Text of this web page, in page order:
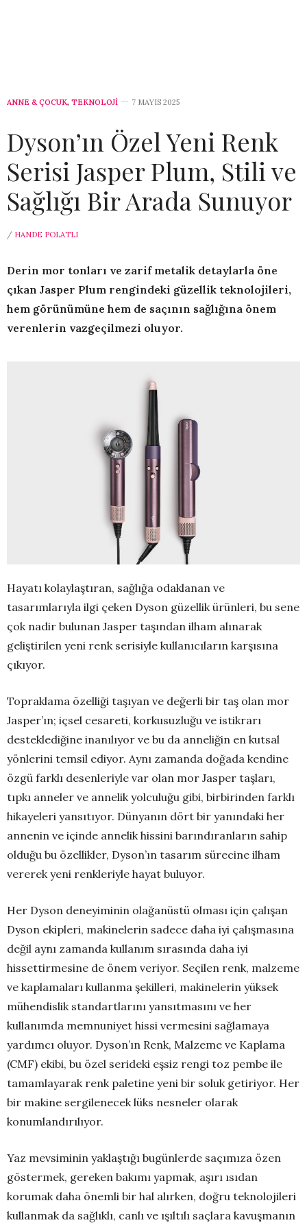
ANNE & ÇOCUK, TEKNOLOJİ 7 MAYIS 2025
Dyson’ın Özel Yeni Renk
Serisi Jasper Plum, Stili ve
Sağlığı Bir Arada Sunuyor
/ HANDE POLATLI
Derin mor tonları ve zarif metalik detaylarla öne
çıkan Jasper Plum rengindeki güzellik teknolojileri,
hem görünümüne hem de saçının sağlığına önem
verenlerin vazgeçilmezi oluyor.
Hayatı kolaylaştıran, sağlığa odaklanan ve
tasarımlarıyla ilgi çeken Dyson güzellik ürünleri, bu sene
çok nadir bulunan Jasper taşından ilham alınarak
geliştirilen yeni renk serisiyle kullanıcıların karşısına
çıkıyor.
Topraklama özelliği taşıyan ve değerli bir taş olan mor
Jasper’ın; içsel cesareti, korkusuzluğu ve istikrarı
desteklediğine inanılıyor ve bu da anneliğin en kutsal
yönlerini temsil ediyor. Aynı zamanda doğada kendine
özgü farklı desenleriyle var olan mor Jasper taşları,
tıpkı anneler ve annelik yolculuğu gibi, birbirinden farklı
hikayeleri yansıtıyor. Dünyanın dört bir yanındaki her
annenin ve içinde annelik hissini barındıranların sahip
olduğu bu özellikler, Dyson’ın tasarım sürecine ilham
vererek yeni renkleriyle hayat buluyor.
Her Dyson deneyiminin olağanüstü olması için çalışan
Dyson ekipleri, makinelerin sadece daha iyi çalışmasına
değil aynı zamanda kullanım sırasında daha iyi
hissettirmesine de önem veriyor. Seçilen renk, malzeme
ve kaplamaları kullanma şekilleri, makinelerin yüksek
mühendislik standartlarını yansıtmasını ve her
kullanımda memnuniyet hissi vermesini sağlamaya
yardımcı oluyor. Dyson’ın Renk, Malzeme ve Kaplama
(CMF) ekibi, bu özel serideki eşsiz rengi toz pembe ile
tamamlayarak renk paletine yeni bir soluk getiriyor. Her
bir makine sergilenecek lüks nesneler olarak
konumlandırılıyor.
Yaz mevsiminin yaklaştığı bugünlerde saçımıza özen
göstermek, gereken bakımı yapmak, aşırı ısıdan
korumak daha önemli bir hal alırken, doğru teknolojileri
kullanmak da sağlıklı, canlı ve ışıltılı saçlara kavuşmanın